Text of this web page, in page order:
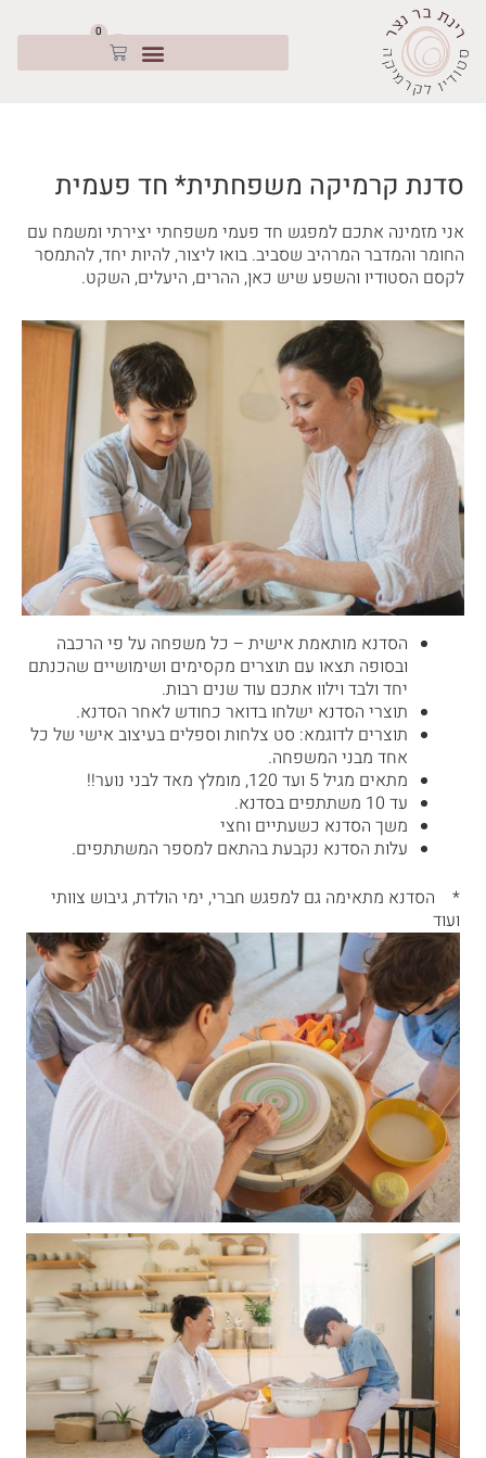
לתוכן
0
עגלת
קניות
סדנת קרמיקה משפחתית* חד פעמית
אני מזמינה אתכם למפגש חד פעמי משפחתי יצירתי ומשמח עם
החומר והמדבר המרהיב שסביב. בואו ליצור, להיות יחד, להתמסר
לקסם הסטודיו והשפע שיש כאן, ההרים, היעלים, השקט.
הסדנא מותאמת אישית – כל משפחה על פי הרכבה
ובסופה תצאו עם תוצרים מקסימים ושימושיים שהכנתם
יחד ולבד וילוו אתכם עוד שנים רבות.
תוצרי הסדנא ישלחו בדואר כחודש לאחר הסדנא.
תוצרים לדוגמא: סט צלחות וספלים בעיצוב אישי של כל
אחד מבני המשפחה.
מתאים מגיל 5 ועד 120, מומלץ מאד לבני נוער!!
עד 10 משתתפים בסדנא.
משך הסדנא כשעתיים וחצי
עלות הסדנא נקבעת בהתאם למספר המשתתפים.
* הסדנא מתאימה גם למפגש חברי, ימי הולדת, גיבוש צוותי
ועוד